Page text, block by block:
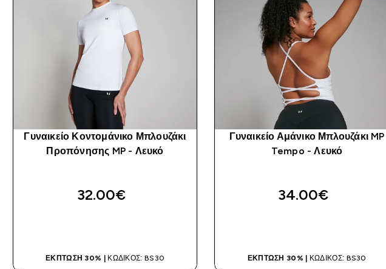
Γυναικείο Κοντομάνικο Μπλουζάκι
Προπόνησης MP - Λευκό
32.00€‎
ΈΚΠΤΩΣΗ 30% | ΚΩΔΙΚΌΣ: BS30
Γυναικείο Αμάνικο Μπλουζάκι MP
Tempo - Λευκό
34.00€‎
ΈΚΠΤΩΣΗ 30% | ΚΩΔΙΚΌΣ: BS30